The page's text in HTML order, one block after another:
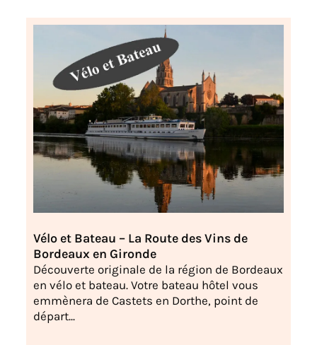
Vélo et Bateau – La Route des Vins de
Bordeaux en Gironde
Découverte originale de la région de Bordeaux
en vélo et bateau. Votre bateau hôtel vous
emmènera de Castets en Dorthe, point de
départ...